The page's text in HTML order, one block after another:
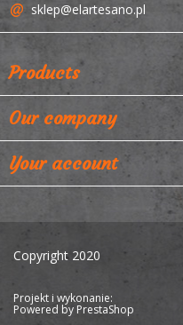
sklep@elartesano.pl
Products
Our company
Your account
Copyright 2020
Projekt i wykonanie:
Powered by PrestaShop